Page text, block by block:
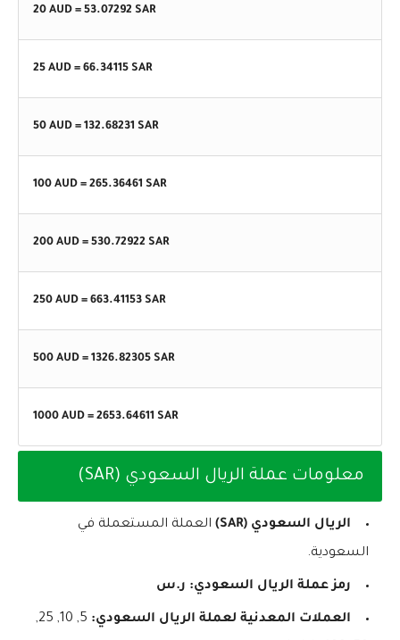
20 AUD = 53.07292 SAR
25 AUD = 66.34115 SAR
50 AUD = 132.68231 SAR
100 AUD = 265.36461 SAR
200 AUD = 530.72922 SAR
250 AUD = 663.41153 SAR
500 AUD = 1326.82305 SAR
1000 AUD = 2653.64611 SAR
معلومات عملة الريال السعودي (SAR)
الريال السعودي (SAR)
العملة المستعملة في
السعودية.
رمز عملة الريال السعودي: ر.س
العملات المعدنية لعملة الريال السعودي:
5, 10, 25,